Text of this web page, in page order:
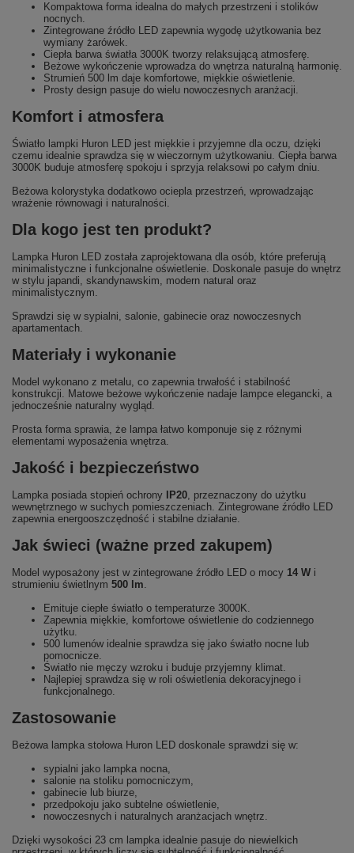
Kompaktowa forma idealna do małych przestrzeni i stolików
nocnych.
Zintegrowane źródło LED zapewnia wygodę użytkowania bez
wymiany żarówek.
Ciepła barwa światła 3000K tworzy relaksującą atmosferę.
Beżowe wykończenie wprowadza do wnętrza naturalną harmonię.
Strumień 500 lm daje komfortowe, miękkie oświetlenie.
Prosty design pasuje do wielu nowoczesnych aranżacji.
Komfort i atmosfera
Światło lampki Huron LED jest miękkie i przyjemne dla oczu, dzięki
czemu idealnie sprawdza się w wieczornym użytkowaniu. Ciepła barwa
3000K buduje atmosferę spokoju i sprzyja relaksowi po całym dniu.
Beżowa kolorystyka dodatkowo ociepla przestrzeń, wprowadzając
wrażenie równowagi i naturalności.
Dla kogo jest ten produkt?
Lampka Huron LED została zaprojektowana dla osób, które preferują
minimalistyczne i funkcjonalne oświetlenie. Doskonale pasuje do wnętrz
w stylu japandi, skandynawskim, modern natural oraz
minimalistycznym.
Sprawdzi się w sypialni, salonie, gabinecie oraz nowoczesnych
apartamentach.
Materiały i wykonanie
Model wykonano z metalu, co zapewnia trwałość i stabilność
konstrukcji. Matowe beżowe wykończenie nadaje lampce elegancki, a
jednocześnie naturalny wygląd.
Prosta forma sprawia, że lampa łatwo komponuje się z różnymi
elementami wyposażenia wnętrza.
Jakość i bezpieczeństwo
Lampka posiada stopień ochrony IP20, przeznaczony do użytku
wewnętrznego w suchych pomieszczeniach. Zintegrowane źródło LED
zapewnia energooszczędność i stabilne działanie.
Jak świeci (ważne przed zakupem)
Model wyposażony jest w zintegrowane źródło LED o mocy 14 W i
strumieniu świetlnym 500 lm.
Emituje ciepłe światło o temperaturze 3000K.
Zapewnia miękkie, komfortowe oświetlenie do codziennego
użytku.
500 lumenów idealnie sprawdza się jako światło nocne lub
pomocnicze.
Światło nie męczy wzroku i buduje przyjemny klimat.
Najlepiej sprawdza się w roli oświetlenia dekoracyjnego i
funkcjonalnego.
Zastosowanie
Beżowa lampka stołowa Huron LED doskonale sprawdzi się w:
sypialni jako lampka nocna,
salonie na stoliku pomocniczym,
gabinecie lub biurze,
przedpokoju jako subtelne oświetlenie,
nowoczesnych i naturalnych aranżacjach wnętrz.
Dzięki wysokości 23 cm lampka idealnie pasuje do niewielkich